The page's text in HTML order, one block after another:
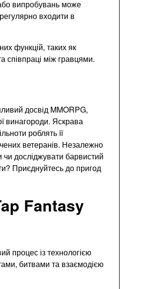
випробувань може
входити в
функцій, таких як
співпраці між гравцями.
досвід MMORPG,
винагороди. Яскрава
роблять її
ветеранів. Незалежно
чи досліджувати барвистий
Приєднуйтесь до пригод
Fantasy
процес із технологією
битвами та взаємодією